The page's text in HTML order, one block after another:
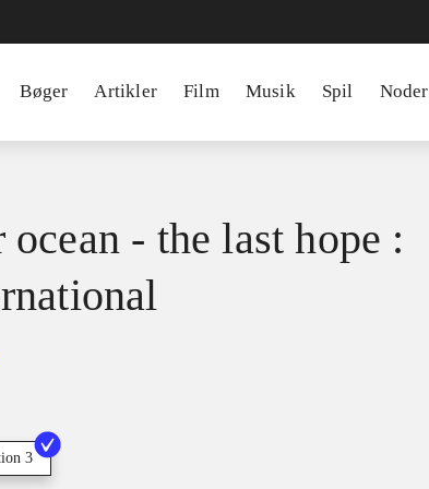
Bøger Artikler Film Musik Spil Noder
ocean - the last hope :
3